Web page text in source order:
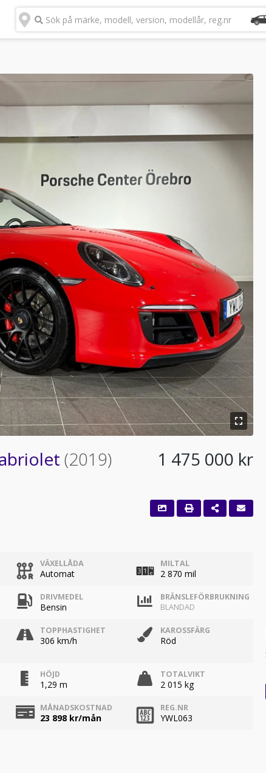
Sök på märke, modell, version, modellår, reg.nr
(2019) 1 475 000 kr
VÄXELLÅDA
Automat
MILTAL
2 870 mil
DRIVMEDEL
Bensin
BRÄNSLEFÖRBRUKNING
BLANDAD
TOPPHASTIGHET
306 km/h
KAROSSFÄRG
Röd
HÖJD
1,29 m
TOTALVIKT
2 015 kg
MÅNADSKOSTNAD
23 898kr/mån
REG.NR
YWL063